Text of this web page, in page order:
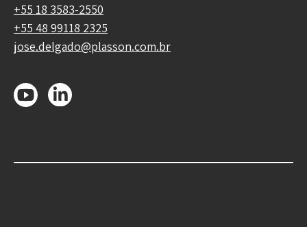
+55 18 3583-2550
+55 48 99118 2325
jose.delgado@plasson.com.br